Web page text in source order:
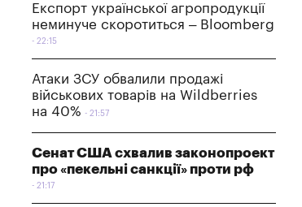
Експорт української агропродукції
неминуче скоротиться – Bloomberg
22:15
Атаки ЗСУ обвалили продажі
військових товарів на Wildberries
на 40%
21:57
Сенат США схвалив законопроект
про «пекельні санкції» проти рф
21:17